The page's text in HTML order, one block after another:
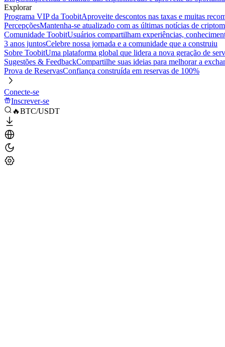
Explorar
Programa VIP da ToobitAproveite descontos nas taxas e muitas
PercepçõesMantenha-se atualizado com as últimas notícias de
Comunidade ToobitUsuários compartilham experiências,
3 anos juntosCelebre nossa jornada e a comunidade que a construiu
Sobre ToobitUma plataforma global que lidera a nova geração de
Sugestões & FeedbackCompartilhe suas ideias para melhorar a
Prova de ReservasConfiança construída em reservas de 100%
Conecte-se
Inscrever-se
🔥BTC/USDT